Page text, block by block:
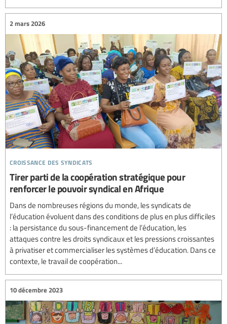
croissance des syndicats
2 mars 2026
Tirer parti de la coopération stratégique pour
renforcer le pouvoir syndical en Afrique
Dans de nombreuses régions du monde, les syndicats de
l’éducation évoluent dans des conditions de plus en plus difficiles
: la persistance du sous-financement de l’éducation, les
attaques contre les droits syndicaux et les pressions croissantes
à privatiser et commercialiser les systèmes d’éducation. Dans ce
contexte, le travail de coopération...
10 décembre 2023